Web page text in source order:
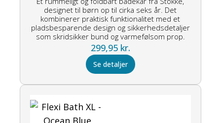
designet til børn op til cirka seks år. Det
kombinerer praktisk funktionalitet med et
pladsbesparende design og sikkerhedsdetaljer
som skridsikker bund og varmefølsom prop.
299,95 kr.
Se detaljer